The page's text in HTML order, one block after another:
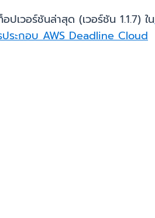
วอร์ชันล่าสุด (เวอร์ชัน 1.1.7) ใน
ประกอบ AWS Deadline Cloud